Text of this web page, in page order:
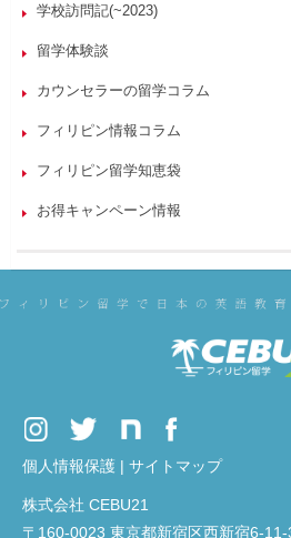
学校訪問記(~2023)
留学体験談
カウンセラーの留学コラム
フィリピン情報コラム
フィリピン留学知恵袋
お得キャンペーン情報
個人情報保護 | サイトマップ
株式会社 CEBU21
〒160-0023 東京都新宿区西新宿6-